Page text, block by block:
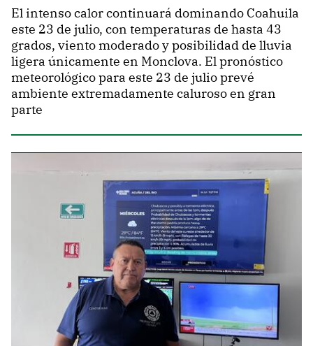
El intenso calor continuará dominando Coahuila
este 23 de julio, con temperaturas de hasta 43
grados, viento moderado y posibilidad de lluvia
ligera únicamente en Monclova. El pronóstico
meteorológico para este 23 de julio prevé
ambiente extremadamente caluroso en gran
parte